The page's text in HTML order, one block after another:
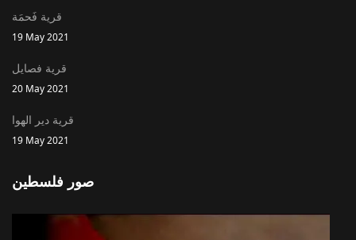
قرية فَحمَة
19 May 2021
قرية فصايل
20 May 2021
قرية دير الهوا
19 May 2021
صور فلسطين